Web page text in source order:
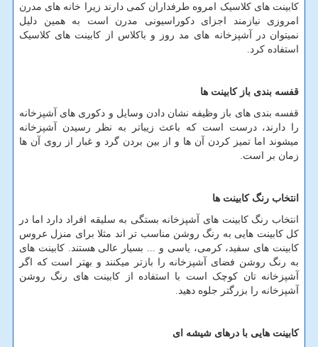
کابینت های کلاسیک امروه طرفداران کمی دارند زیرا خانه های مدرن
امروزی نیازمند اجزای دکوراسیونی مدرن است به همین دلیل
نمیتوان در آشپزخانه های مد روز و باکلاس از کابینت های کلاسیک
استفاده کرد.
قفسه بندی باز کابینت ها
قفسه بندی های باز وظیفه نشان دادن وسایل و دکوری های آشپزخانه
را دارند، درست است که باعث زیباتر به نظر رسیدن آشپزخانه
میشوند اما تمیز کردن آن ها و از بین بردن گرد و غبار از روی آن ها
زمان بر است.
انتخاب رنگ کابینت ها
انتخاب رنگ کابینت های آشپزخانه بستگی به سلیقه افراد دارد اما در
کل کابینت هایی به رنگ روشن مناسب تر اند مثلا برای منزل عروس
کابینت های سفید، کرمی، یاسی و ... بسیار عالی هستند. کابینت های
به رنگ روشن فضای آشپزخانه را بازتر میکنند و بهتر است که اگر
آشپزخانه تان کوچک است با استفاده از کابینت های رنگ روشن
آشپزخانه را بزرگتر جلوه دهید.
کابینت هایی با درهای شیشه ای